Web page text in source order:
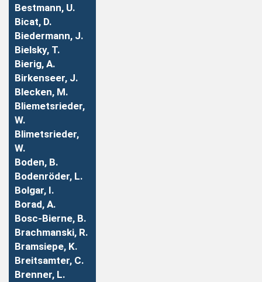
Bestmann, U.
Bicat, D.
Biedermann, J.
Bielsky, T.
Bierig, A.
Birkenseer, J.
Blecken, M.
Bliemetsrieder,
W.
Blimetsrieder,
W.
Boden, B.
Bodenröder, L.
Bolgar, I.
Borad, A.
Bosc-Bierne, B.
Brachmanski, R.
Bramsiepe, K.
Breitsamter, C.
Brenner, L.